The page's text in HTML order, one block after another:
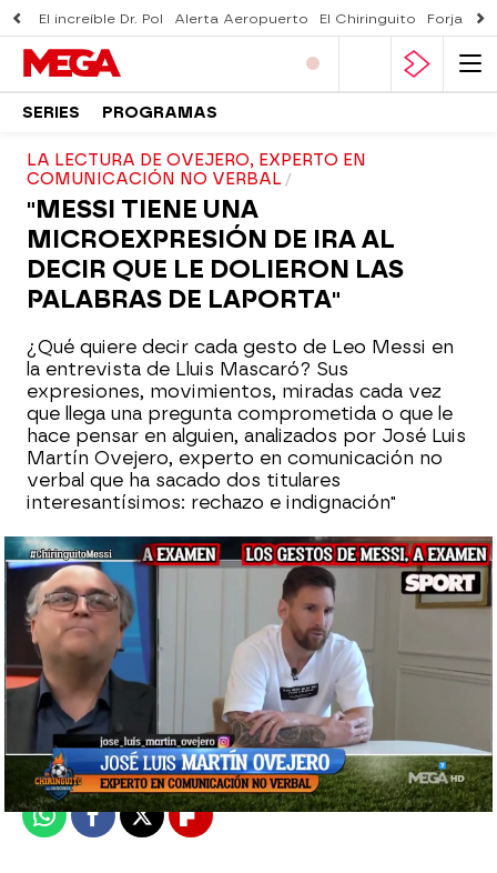
El increíble Dr. Pol Alerta Aeropuerto El Chiringuito Forjado
SERIES PROGRAMAS
LA LECTURA DE OVEJERO, EXPERTO EN
COMUNICACIÓN NO VERBAL
"MESSI TIENE UNA
MICROEXPRESIÓN DE IRA AL
DECIR QUE LE DOLIERON LAS
PALABRAS DE LAPORTA"
¿Qué quiere decir cada gesto de Leo Messi en
la entrevista de Lluis Mascaró? Sus
expresiones, movimientos, miradas cada vez
que llega una pregunta comprometida o que le
hace pensar en alguien, analizados por José Luis
Martín Ovejero, experto en comunicación no
verbal que ha sacado dos titulares
interesantísimos: rechazo e indignación"
El Chiringuito
Madrid
Publicado:02 de noviembre de 2021, 03:01
WhatsappFacebook
X Flipboard